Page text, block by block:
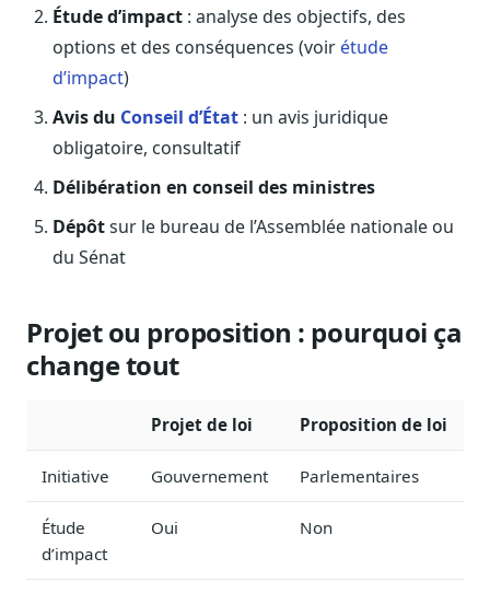
Fédérations & plaidoyer
ONG, syndicats, ordres, associations
Parlementaires
Préparez vos interventions et amendements
Journalistes
Veille en temps réel, embeds pour vos contenus
Données exhaustives pour vos travaux académiques
Cas d'usage concrets
Six cas pour gagner du temps
Consultants seniors, plateforme Legiwatch incluse
Guides pratiques
17 guides sur le Parlement, la procédure, le plaidoyer
Étude d’impact : analyse des objectifs, des
options et des conséquences (voir étude
d’impact)
Avis du Conseil d’État : un avis juridique
obligatoire, consultatif
Délibération en conseil des ministres
Dépôtsur le bureau de l’Assemblée nationale ou
du Sénat
Projet ou proposition : pourquoi ça
change tout
Projet de loi Proposition de loi
Initiative Gouvernement Parlementaires
Étude
d’impact
Oui Non